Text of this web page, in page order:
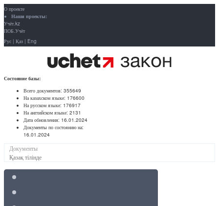
О проекте
Наши проекты:
Учёт.kz
ПОБ.Учёт
Рус | Қаз | Eng
Состояние базы:
Всего документов: 355649
На казахском языке: 176600
На русском языке: 176917
На английском языке: 2131
Дата обновления: 16.01.2024
Документы по состоянию на:
16.01.2024
Документы
Қазақ тілінде